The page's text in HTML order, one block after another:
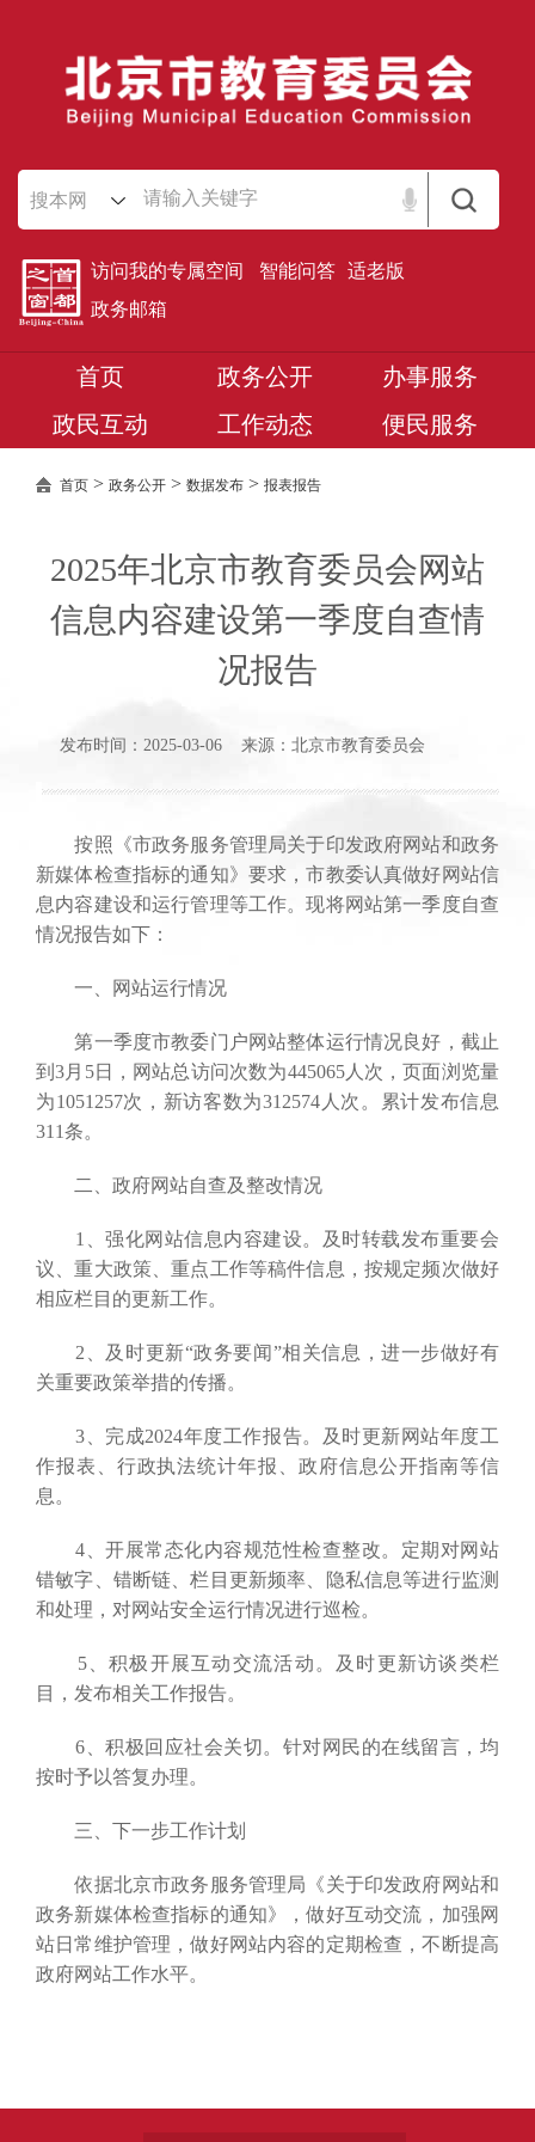
搜本网
访问我的专属空间 智能问答 适老版
政务邮箱
首页 政务公开
办事服务
政民互动
工作动态 便民服务
首页 > 政务公开 > 数据发布 > 报表报告
2025年北京市教育委员会网站
信息内容建设第一季度自查情
况报告
发布时间：2025-03-06 来源：北京市教育委员会
按照《市政务服务管理局关于印发政府网站和政务
新媒体检查指标的通知》要求，市教委认真做好网站信
息内容建设和运行管理等工作。现将网站第一季度自查
情况报告如下：
一、网站运行情况
第一季度市教委门户网站整体运行情况良好，截止
到3月5日，网站总访问次数为445065人次，页面浏览量
为1051257次，新访客数为312574人次。累计发布信息
311条。
二、政府网站自查及整改情况
1、强化网站信息内容建设。及时转载发布重要会
议、重大政策、重点工作等稿件信息，按规定频次做好
相应栏目的更新工作。
2、及时更新“政务要闻”相关信息，进一步做好有
关重要政策举措的传播。
3、完成2024年度工作报告。及时更新网站年度工
作报表、行政执法统计年报、政府信息公开指南等信
息。
4、开展常态化内容规范性检查整改。定期对网站
错敏字、错断链、栏目更新频率、隐私信息等进行监测
和处理，对网站安全运行情况进行巡检。
5、积极开展互动交流活动。及时更新访谈类栏
目，发布相关工作报告。
6、积极回应社会关切。针对网民的在线留言，均
按时予以答复办理。
三、下一步工作计划
依据北京市政务服务管理局《关于印发政府网站和
政务新媒体检查指标的通知》，做好互动交流，加强网
站日常维护管理，做好网站内容的定期检查，不断提高
政府网站工作水平。